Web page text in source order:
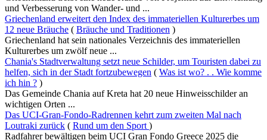
und Verbesserung von Wander- und ...
Griechenland erweitert den Index des immateriellen Kulturerbes um
12 neue Bräuche ( Bräuche und Traditionen )
Griechenland hat sein nationales Verzeichnis des immateriellen
Kulturerbes um zwölf neue ...
Chania's Stadtverwaltung setzt neue Schilder, um Touristen dabei zu
helfen, sich in der Stadt fortzubewegen ( Was ist wo? . . Wie komme
ich hin ? )
Das Gemeinde Chania auf Kreta hat 20 neue Hinweisschilder an
wichtigen Orten ...
Das UCI-Gran-Fondo-Radrennen kehrt zum zweiten Mal nach
Loutraki zurück ( Rund um den Sport )
Radfahrer bewältigen beim UCI Gran Fondo Greece 2025 die